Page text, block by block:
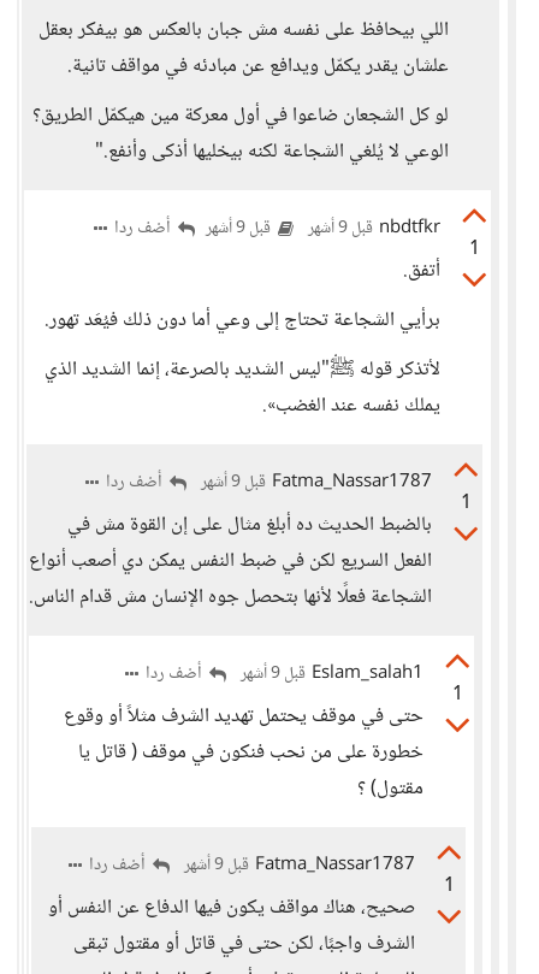
اللي بيحافظ على نفسه مش جبان بالعكس هو بيفكر بعقل
علشان يقدر يكمّل ويدافع عن مبادئه في مواقف تانية.
لو كل الشجعان ضاعوا في أول معركة مين هيكمّل الطريق؟
الوعي لا يُلغي الشجاعة لكنه بيخليها أذكى وأنفع."
1
nbdtfkr قبل 9 أشهر قبل 9 أشهر أضف ردا
أتفق.
برأيي الشجاعة تحتاج إلى وعي أما دون ذلك فيُعَد تهور.
لأتذكر قوله ﷺ"ليس الشديد بالصرعة، إنما الشديد الذي
يملك نفسه عند الغضب».
1
Fatma_Nassar1787 قبل 9 أشهر أضف ردا
بالضبط الحديث ده أبلغ مثال على إن القوة مش في
الفعل السريع لكن في ضبط النفس يمكن دي أصعب أنواع
الشجاعة فعلًا لأنها بتحصل جوه الإنسان مش قدام الناس.
1
Eslam_salah1 قبل 9 أشهر أضف ردا
حتى في موقف يحتمل تهديد الشرف مثلاً أو وقوع
خطورة على من نحب فنكون في موقف ( قاتل يا
مقتول) ؟
1
Fatma_Nassar1787 قبل 9 أشهر أضف ردا
صحيح، هناك مواقف يكون فيها الدفاع عن النفس أو
الشرف واجبًا، لكن حتى في قاتل أو مقتول تبقى